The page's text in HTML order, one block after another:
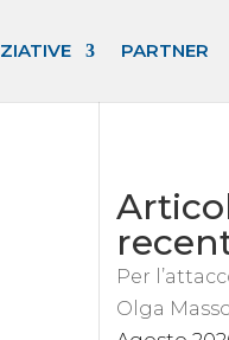
PARTNER
Per
Olga